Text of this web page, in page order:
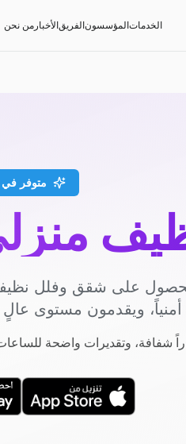
الخدماتالمؤسسونالفريقالأخبار من نحن
متوفر في
على شقق وفلل
أمنياً، ويقدمون مستوى
شفافة، وتقديرات واضحة